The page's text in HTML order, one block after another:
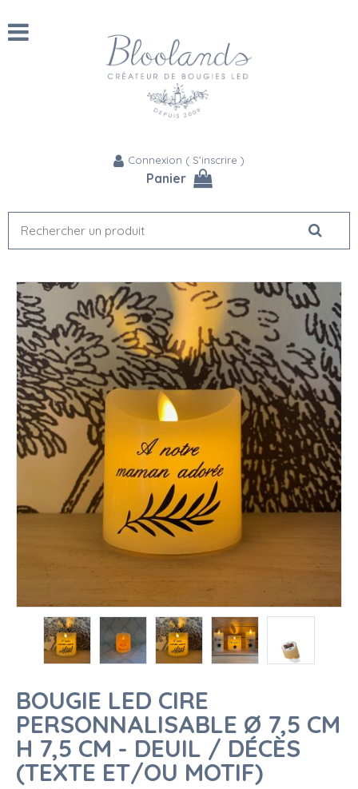
Connexion ( S'inscrire )
Panier
BOUGIE LED CIRE
PERSONNALISABLE Ø 7,5 CM
H 7,5 CM - DEUIL / DÉCÈS
(TEXTE ET/OU MOTIF)